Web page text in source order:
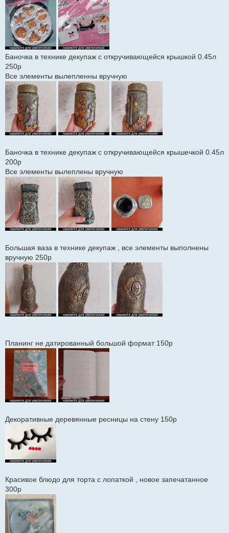
Баночка в технике декупаж с откручивающейся крышкой 0.45л
250р
Все элементы вылепленны вручную
Баночка в технике декупаж с откручивающейся крышечкой 0.45л
200р
Все элементы вылеплены вручную
Большая ваза в технике декупаж , все элементы выполнены
вручную 250р
Планинг не датированный большой формат 150р
Декоративные деревянные ресницы на стену 150р
Красивое блюдо для торта с лопаткой , новое запечатанное
300р